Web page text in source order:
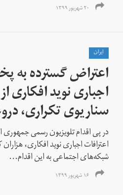
۲۰ شهریور ۱۳۹۹
ايران
اعتراض گسترده به
اجباری نوید افکاری
سناریوی تکراری،
در پی اقدام تلویزیون رسمی
اعترافات اجباری نوید افکاری، هزاران
شبکه‌های اجتماعی به این اقدام...
۱۶ شهریور ۱۳۹۹